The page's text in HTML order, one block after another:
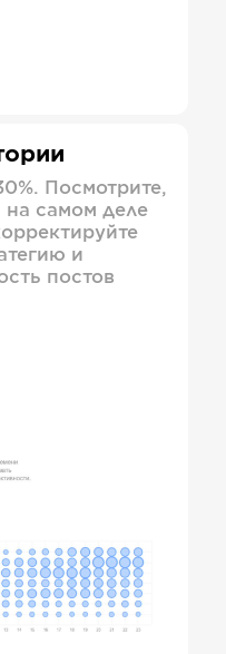
Посмотрите,
на самом деле
и
постов